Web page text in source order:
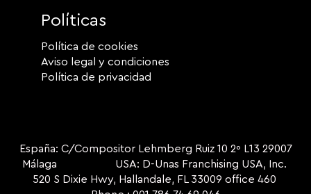
Políticas
Política de cookies
Aviso legal y condiciones
Política de privacidad
España: C/Compositor Lehmberg Ruiz 10 2º L13 29007
Málaga USA: D-Unas Franchising USA, Inc.
520 S Dixie Hwy, Hallandale, FL 33009 office 460